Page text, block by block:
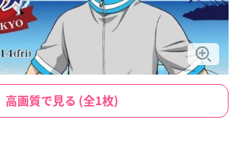
高画質で見る (全1枚)